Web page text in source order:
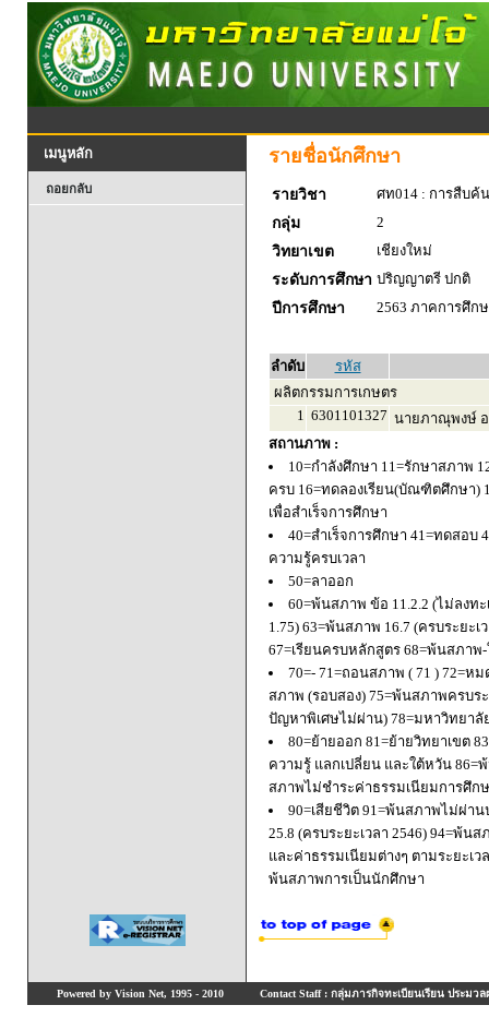
เมนูหลัก
ถอยกลับ
รายชื่อนักศึกษา
รายวิชา
ศท014 : การสืบค้
กลุ่ม
2
วิทยาเขต
เชียงใหม่
ระดับการศึกษา ปริญญาตรี ปกติ
ปีการศึกษา
2563 ภาคการศึก
ลำดับ
รหัส
ผลิตกรรมการเกษตร
1 6301101327 นายภาณุพงษ์
สถานภาพ :
10=กำลังศึกษา 11=รักษาสภาพ
ครบ 16=ทดลองเรียน(บัณฑิตศึกษา)
เพื่อสำเร็จการศึกษา
40=สำเร็จการศึกษา 41=ทดสอบ
ความรู้ครบเวลา
50=ลาออก
60=พ้นสภาพ ข้อ 11.2.2 (ไม่ลงท
1.75) 63=พ้นสภาพ 16.7 (ครบระยะ
67=เรียนครบหลักสูตร 68=พ้นสภา
70=- 71=ถอนสภาพ ( 71 ) 72=
สภาพ (รอบสอง) 75=พ้นสภาพครบ
ปัญหาพิเศษไม่ผ่าน) 78=มหาวิทยา
80=ย้ายออก 81=ย้ายวิทยาเขต
ความรู้ แลกเปลี่ยน และใต้หวัน
สภาพไม่ชำระค่าธรรมเนียมการศึก
90=เสียชีวิต 91=พ้นสภาพไม่ผ่า
25.8 (ครบระยะเวลา 2546) 94=พ้
และค่าธรรมเนียมต่างๆ ตามระยะเ
พ้นสภาพการเป็นนักศึกษา
Powered by Vision Net, 1995 - 2010 Contact Staff : กลุ่มภารกิจทะเบียนเรียน ประมวล